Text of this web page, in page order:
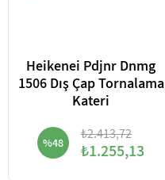
Heikenei Pdjnr Dnmg
1506 Dış Çap Tornalama
Kateri
%48 ₺2.413,72
₺1.255,13